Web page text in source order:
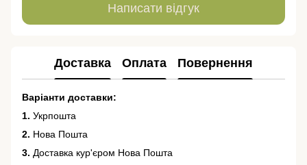
Написати відгук
Доставка Оплата Повернення
Варіанти доставки:
1. Укрпошта
2. Нова Пошта
3. Доставка кур'єром Нова Пошта